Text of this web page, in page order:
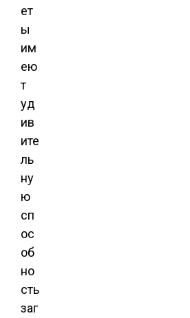
ет
ы
им
ею
т
уд
ив
ите
ль
ну
ю
сп
ос
об
но
сть
заг